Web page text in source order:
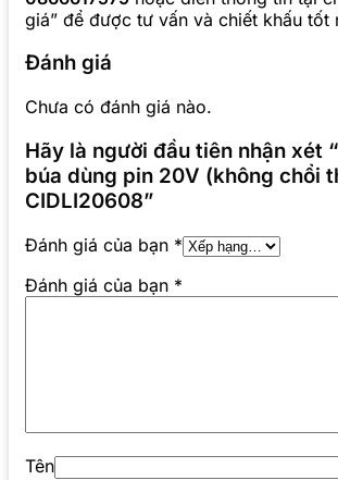
giá” để được tư vấn và chiết khấu tốt
Đánh giá
Chưa có đánh giá nào.
Hãy là người đầu tiên nhận xét
búa dùng pin 20V (không chổi
CIDLI20608”
Đánh giá của bạn *
Đánh giá của bạn *
Tên